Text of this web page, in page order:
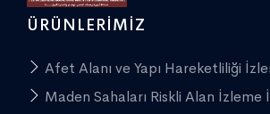
ÜRÜNLERIMIZ
Afet Alanı ve Yapı Hareketliliği
Maden Sahaları Riskli Alan İzleme